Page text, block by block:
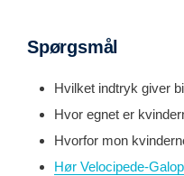
Spørgsmål
Hvilket indtryk giver
Hvor egnet er
Hvorfor mon
Hør Velocipede-